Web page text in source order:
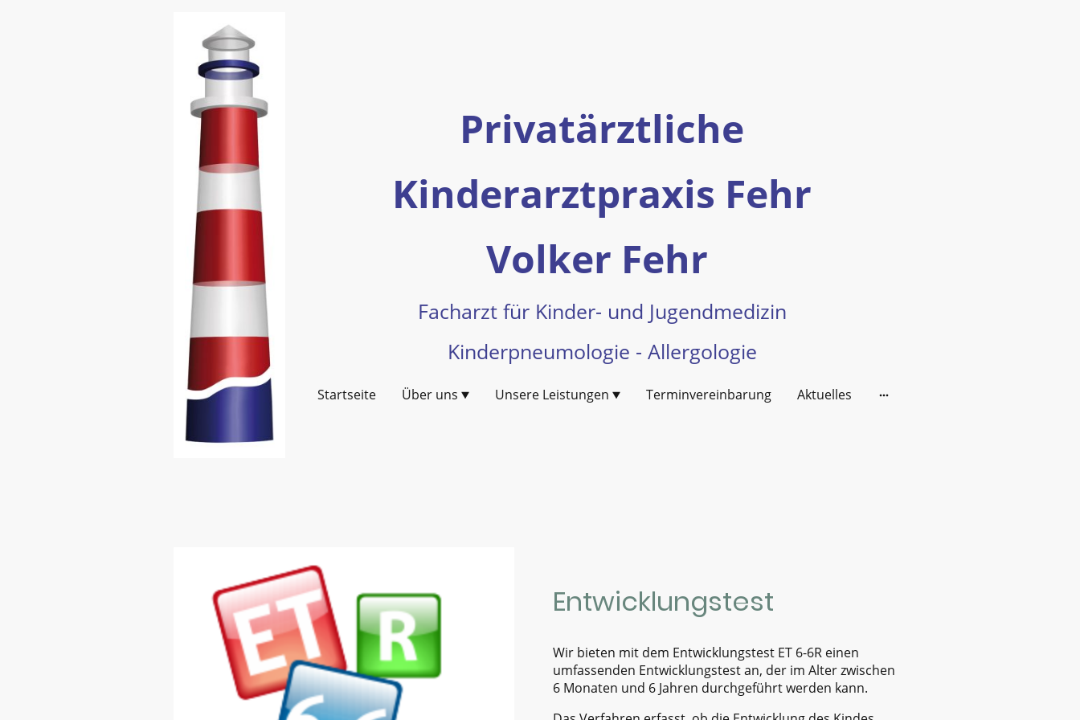
Privatärztliche
Kinderarztpraxis Fehr
Volker Fehr
Facharzt für Kinder- und Jugendmedizin
Kinderpneumologie - Allergologie
Startseite Über uns Unsere Leistungen Terminvereinbarung Aktuelles
Entwicklungstest
Wir bieten mit dem Entwicklungstest ET 6-6R einen
umfassenden Entwicklungstest an, der im Alter zwischen
6 Monaten und 6 Jahren durchgeführt werden kann.